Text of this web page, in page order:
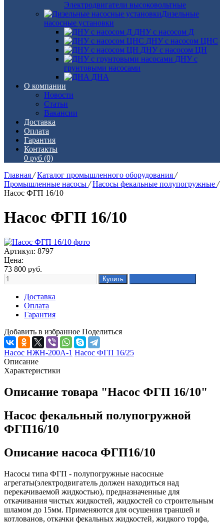
Электродвигатели высоковольтные
Дизельные
насосные установки
ДНУ с насосом Д
ДНУ с насосом ЦНС
ДНУ с насосом ЦН
ДНУ с
грунтовыми насосами
ДНА
О компании
Новости
Статьи
Вакансии
Доставка
Оплата
Гарантия
Контакты
0 руб (0)
Главная / Каталог промышленного оборудования /
Промышленные насосы / Насосы фекальные полупогружные /
Насос ФГП 16/10
Насос ФГП 16/10
Артикул: 8797
Цена:
73 800 руб.
Доставка
Оплата
Гарантия
Добавить в избранное Поделиться
Насос НЖН-200А-1 Насос ФГП 16/25
Описание
Характеристики
Описание товара "Насос ФГП 16/10"
Насос фекальный полупогружной
ФГП16/10
Описание насоса ФГП16/10
Насосы типа ФГП - полупогружные насосные
агрегаты(электродвигатель должен находиться над
перекачиваемой жидкостью), предназначенные для
откачивания чистых жидкостей, жидкостей со строительным
шламом до 15мм. Применяются для осушения траншей и
котлованов, откачки фекальных жидкостей, жидкого торфа,